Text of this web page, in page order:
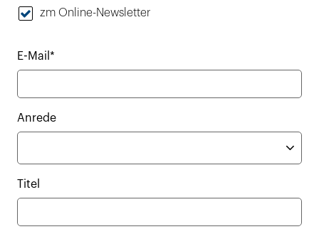
zm Online-Newsletter
E-Mail*
Anrede
Titel